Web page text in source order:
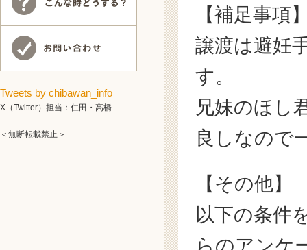
【補足事項
譲渡は避妊
す。
兄妹のほし
良しなので
【その他】
以下の条件
らのアンケ
Tweets by chibawan_info
X（Twitter）担当：仁田・高橋
＜無断転載禁止＞